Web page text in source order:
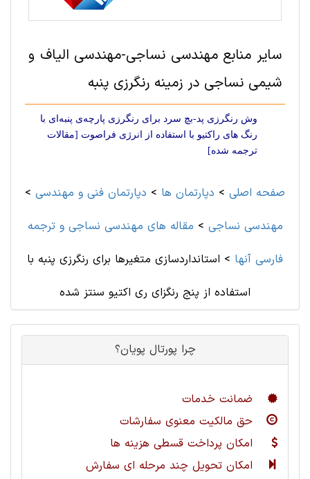
سایر منابع مهندسی نساجی-مهندسی الیاف و
شیمی نساجی در زمینه رنگرزی پنبه
وش رنگرزی پد-بچ سرد برای رنگرزی پارچه‌ی پنبه‌ای با
رنگ های راکتیو با استفاده از انرژی فراصوت [مقالات
ترجمه شده]
صفحه اصلی > دپارتمان ها > دپارتمان فنی و مهندسی >
مهندسی نساجی > مقاله های مهندسی نساجی و ترجمه
فارسی آنها > استانداردسازی متغیرها برای رنگرزی پنبه با
استفاده از پنج رنگزای ری اکتیو سنتز شده
چرا پورتال پویان؟
ضمانت خدمات
حق مالکیت معنوی سفارشات
امکان پرداخت قسطی هزینه ها
امکان تحویل چند مرحله ای سفارش